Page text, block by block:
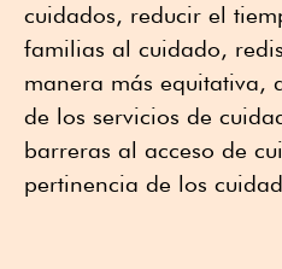
cuidados, reducir el
familias al cuidado,
manera más equitativa,
de los servicios de
barreras al acceso de
pertinencia de los